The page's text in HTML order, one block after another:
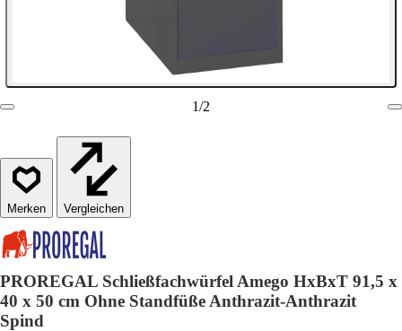
1/2
Vergleichen
PROREGAL Schließfachwürfel Amego HxBxT 91,5 x
40 x 50 cm Ohne Standfüße Anthrazit-Anthrazit
Spind